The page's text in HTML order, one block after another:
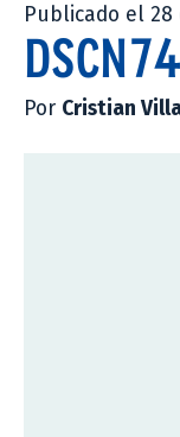
Publicado el 28
Por Cristian